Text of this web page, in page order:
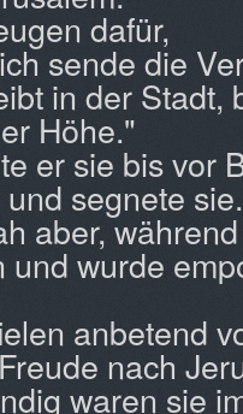
dafür,
sende die
in der Stadt,
Höhe."
er sie bis vor
segnete sie.
aber,
und wurde
anbetend
nach
waren sie